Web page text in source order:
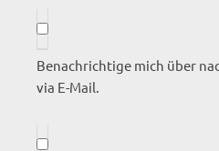
Benachrichtige mich über
via E-Mail.